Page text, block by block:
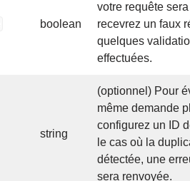
boolean
votre requête
recevrez un faux
quelques
effectuées.
string
(optionnel) Pour
même demande
configurez un ID
le cas où la
détectée, une
sera renvoyée.